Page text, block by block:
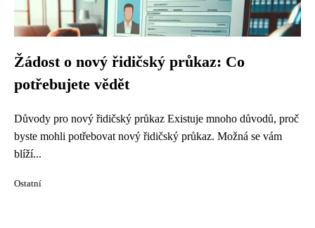
Žádost o nový řidičský průkaz: Co
potřebujete vědět
Důvody pro nový řidičský průkaz Existuje mnoho důvodů, proč
byste mohli potřebovat nový řidičský průkaz. Možná se vám
blíží...
Ostatní